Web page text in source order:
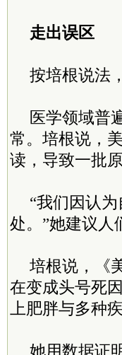
走出误区
按培根说法
医学领域普
常。培根说，
读，导致一批
“我们因认
处。”她建议人
培根说，《
在变成头号死
上肥胖与多种
她用数据证